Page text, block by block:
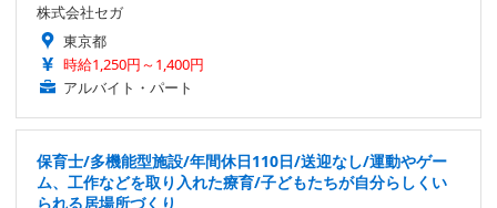
株式会社セガ
東京都
時給1,250円～1,400円
アルバイト・パート
保育士/多機能型施設/年間休日110日/送迎なし/運動やゲー
ム、工作などを取り入れた療育/子どもたちが自分らしくい
られる居場所づくり